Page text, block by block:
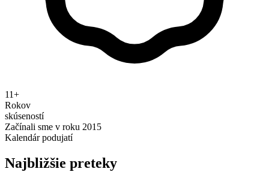
11+
Rokov
skúseností
Začínali sme v roku 2015
Kalendár podujatí
Najbližšie preteky